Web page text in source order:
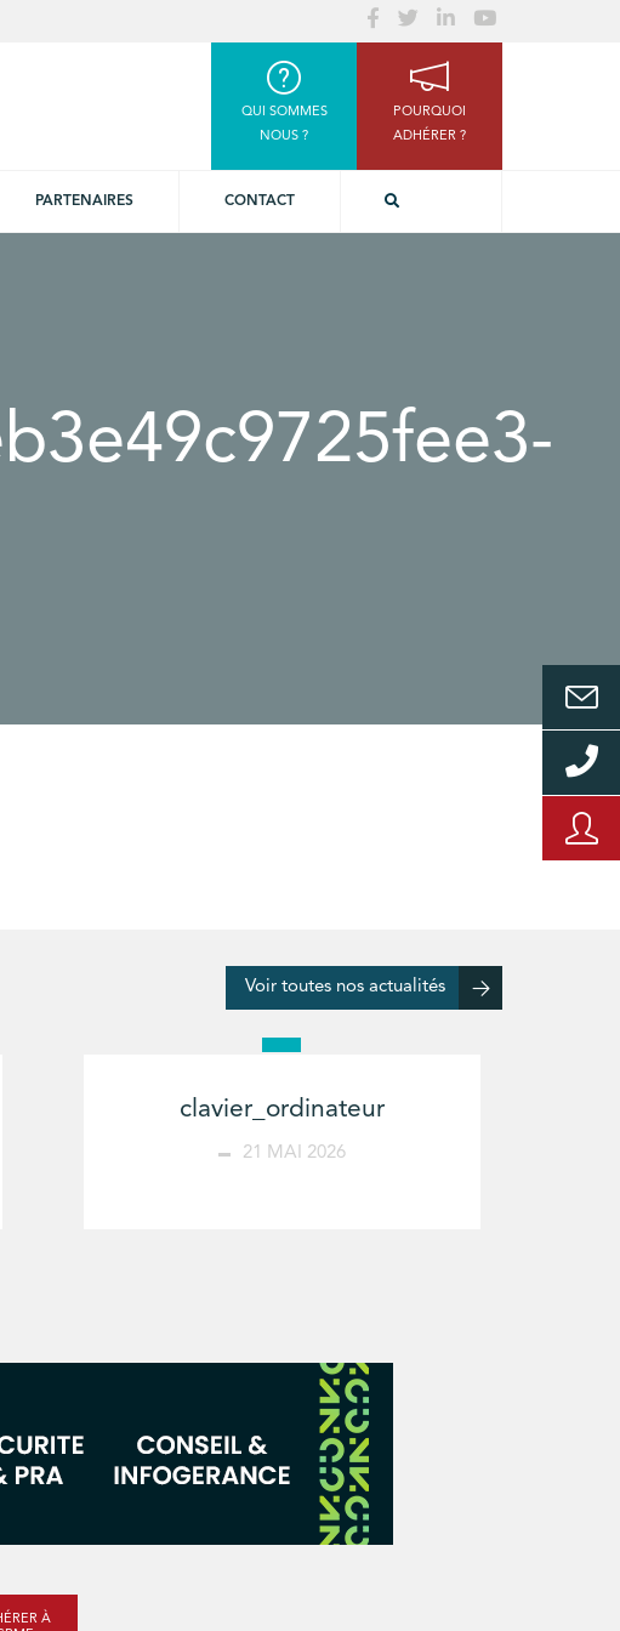
QUI SOMMES
NOUS ?
POURQUOI
ADHÉRER ?
PARTENAIRES CONTACT
Voir toutes nos actualités
clavier_ordinateur
21 MAI 2026
À